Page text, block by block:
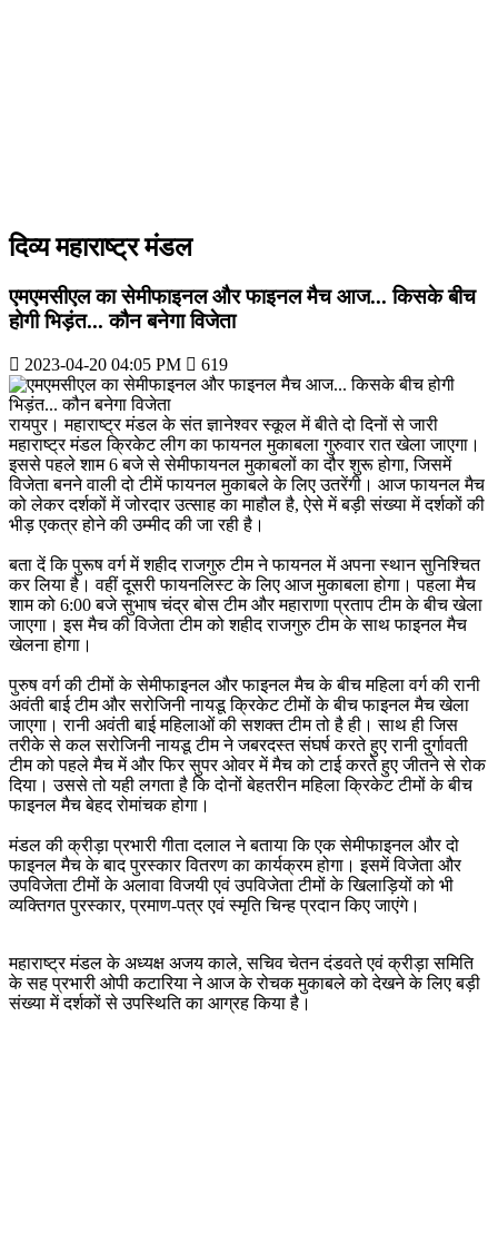
दिव्य महाराष्ट्र मंडल
एमएमसीएल का सेमीफाइनल और फाइनल मैच आज... किसके बीच
होगी भिड़ंत... कौन बनेगा विजेता
2023-04-20 04:05 PM 619
रायपुर। महाराष्ट्र मंडल के संत ज्ञानेश्वर स्कूल में बीते दो दिनों से जारी
महाराष्ट्र मंडल क्रिकेट लीग का फायनल मुकाबला गुरुवार रात खेला जाएगा।
इससे पहले शाम 6 बजे से सेमीफायनल मुकाबलों का दौर शुरू होगा, जिसमें
विजेता बनने वाली दो टीमें फायनल मुकाबले के लिए उतरेंगी। आज फायनल मैच
को लेकर दर्शकों में जोरदार उत्साह का माहौल है, ऐसे में बड़ी संख्या में दर्शकों की
भीड़ एकत्र होने की उम्मीद की जा रही है।
बता दें कि पुरूष वर्ग में शहीद राजगुरु टीम ने फायनल में अपना स्थान सुनिश्चित
कर लिया है। वहीं दूसरी फायनलिस्ट के लिए आज मुकाबला होगा। पहला मैच
शाम को 6:00 बजे सुभाष चंद्र बोस टीम और महाराणा प्रताप टीम के बीच खेला
जाएगा। इस मैच की विजेता टीम को शहीद राजगुरु टीम के साथ फाइनल मैच
खेलना होगा।
पुरुष वर्ग की टीमों के सेमीफाइनल और फाइनल मैच के बीच महिला वर्ग की रानी
अवंती बाई टीम और सरोजिनी नायडू क्रिकेट टीमों के बीच फाइनल मैच खेला
जाएगा। रानी अवंती बाई महिलाओं की सशक्त टीम तो है ही। साथ ही जिस
तरीके से कल सरोजिनी नायडू टीम ने जबरदस्त संघर्ष करते हुए रानी दुर्गावती
टीम को पहले मैच में और फिर सुपर ओवर में मैच को टाई करते हुए जीतने से रोक
दिया। उससे तो यही लगता है कि दोनों बेहतरीन महिला क्रिकेट टीमों के बीच
फाइनल मैच बेहद रोमांचक होगा।
मंडल की क्रीड़ा प्रभारी गीता दलाल ने बताया कि एक सेमीफाइनल और दो
फाइनल मैच के बाद पुरस्कार वितरण का कार्यक्रम होगा। इसमें विजेता और
उपविजेता टीमों के अलावा विजयी एवं उपविजेता टीमों के खिलाड़ियों को भी
व्यक्तिगत पुरस्कार, प्रमाण-पत्र एवं स्मृति चिन्ह प्रदान किए जाएंगे।
महाराष्ट्र मंडल के अध्यक्ष अजय काले, सचिव चेतन दंडवते एवं क्रीड़ा समिति
के सह प्रभारी ओपी कटारिया ने आज के रोचक मुकाबले को देखने के लिए बड़ी
संख्या में दर्शकों से उपस्थिति का आग्रह किया है।